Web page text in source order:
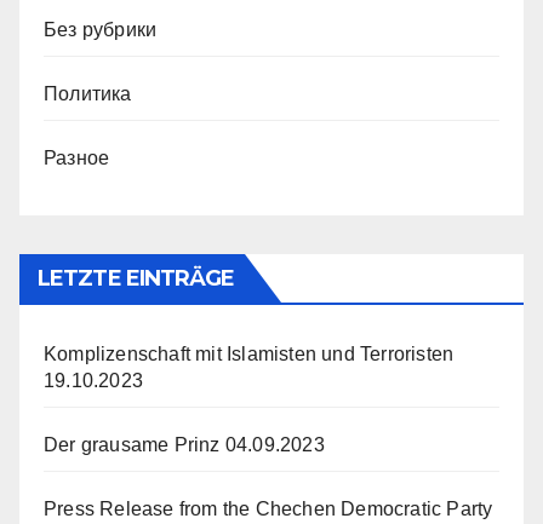
Без рубрики
Политика
Разное
LETZTE EINTRÄGE
Komplizenschaft mit Islamisten und Terroristen
19.10.2023
Der grausame Prinz 04.09.2023
Press Release from the Chechen Democratic Party